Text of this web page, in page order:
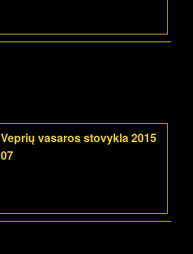
Veprių vasaros stovykla 2015
07